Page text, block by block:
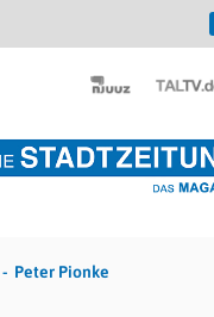
Peter Pionke